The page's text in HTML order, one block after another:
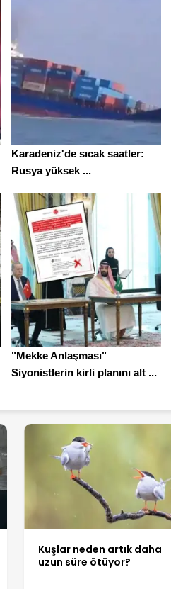
Karadeniz'de sıcak saatler:
Rusya yüksek ...
"Mekke Anlaşması"
Siyonistlerin kirli planını alt ...
Kuşlar neden artık daha
uzun süre ötüyor?